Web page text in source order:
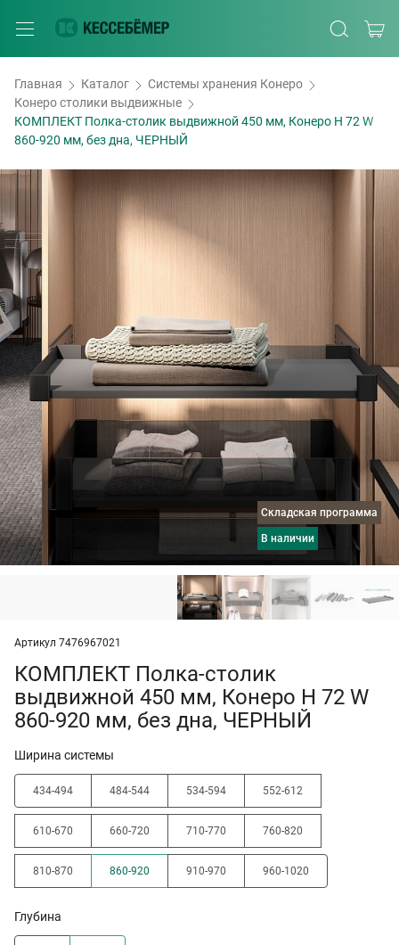
Главная Каталог
Системы хранения Конеро
Конеро столики выдвижные
КОМПЛЕКТ Полка-столик выдвижной 450 мм, Конеро H 72 W
860-920 мм, без дна, ЧЕРНЫЙ
Складская программа
в наличии
Артикул 7476967021
КОМПЛЕКТ Полка-столик
выдвижной 450 мм, Конеро H 72 W
860-920 мм, без дна, ЧЕРНЫЙ
Ширина системы
434-494 484-544 534-594 552-612
610-670 660-720 710-770 760-820
810-870 860-920 910-970 960-1020
Глубина